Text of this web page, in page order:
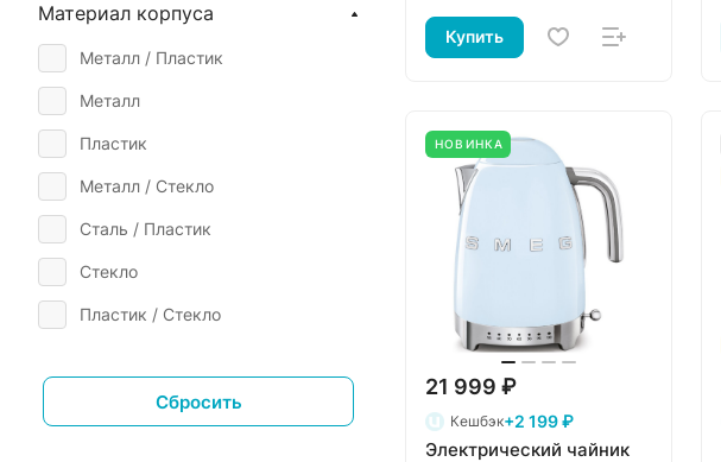
Купить
НОВИНКА
21 999 ₽
Кешбэк+2 199 ₽
Электрический чайник
Материал корпуса
Металл / Пластик
Металл
Пластик
Металл / Стекло
Сталь / Пластик
Стекло
Пластик / Стекло
Нержавеющая сталь
Сбросить